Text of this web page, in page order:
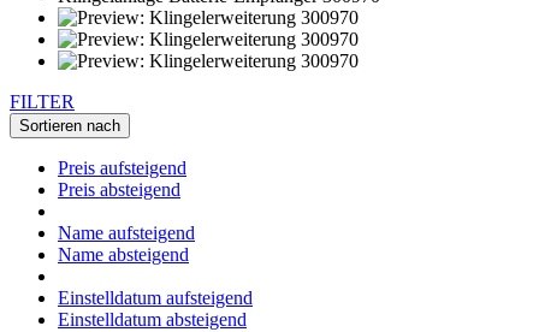
FILTER
Sortieren nach
Preis aufsteigend
Preis absteigend
Name aufsteigend
Name absteigend
Einstelldatum aufsteigend
Einstelldatum absteigend